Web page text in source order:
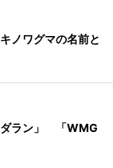
ノワグマの名前と
ダラン」 「WMG